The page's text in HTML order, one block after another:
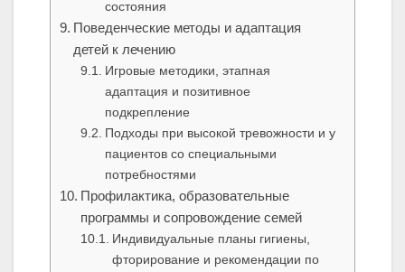
состояния
Поведенческие методы и адаптация
детей к лечению
Игровые методики, этапная
адаптация и позитивное
подкрепление
Подходы при высокой тревожности и у
пациентов со специальными
потребностями
Профилактика, образовательные
программы и сопровождение семей
Индивидуальные планы гигиены,
фторирование и рекомендации по